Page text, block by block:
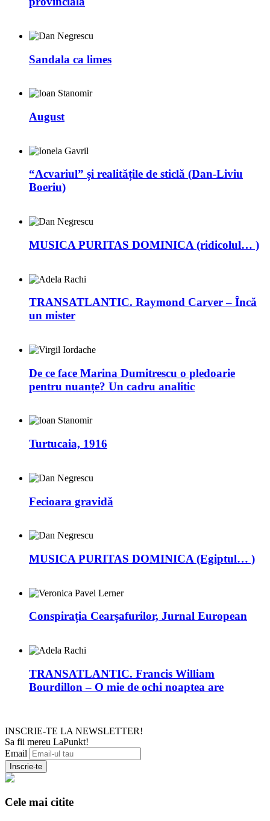
Sandala ca limes
August
“Acvariul” și realitățile de sticlă (Dan-Liviu
Boeriu)
MUSICA PURITAS DOMINICA (ridicolul… )
TRANSATLANTIC. Raymond Carver – Încă
un mister
De ce face Marina Dumitrescu o pledoarie
pentru nuanțe? Un cadru analitic
Turtucaia, 1916
Fecioara gravidă
MUSICA PURITAS DOMINICA (Egiptul… )
Conspirația Cearșafurilor, Jurnal European
TRANSATLANTIC. Francis William
Bourdillon – O mie de ochi noaptea are
INSCRIE-TE LA NEWSLETTER!
Sa fii mereu LaPunkt!
Email
Cele mai citite